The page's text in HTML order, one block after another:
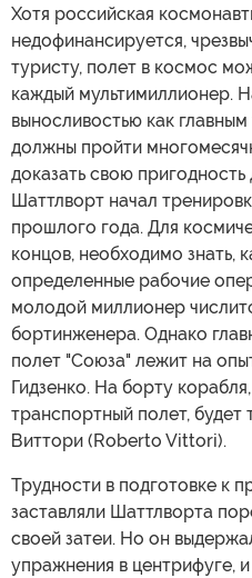
Хотя российская
недофинансируется,
туристу, полет в космос
каждый мультимиллионер.
выносливостью как
должны пройти
доказать свою
Шаттлворт начал
прошлого года. Для
концов, необходимо знать,
определенные рабочие
молодой миллионер
бортинженера. Однако
полет "Союза" лежит на
Гидзенко. На борту
транспортный полет, будет
Виттори (Roberto Vittori).
Трудности в подготовке к
заставляли Шаттлворта
своей затеи. Но он
упражнения в центрифуге,